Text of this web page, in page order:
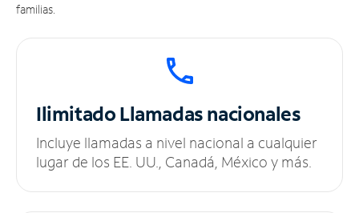
familias.
IlimitadoLlamadas nacionales
Incluye llamadas a nivel nacional a cualquier
lugar de los EE. UU., Canadá, México y más.